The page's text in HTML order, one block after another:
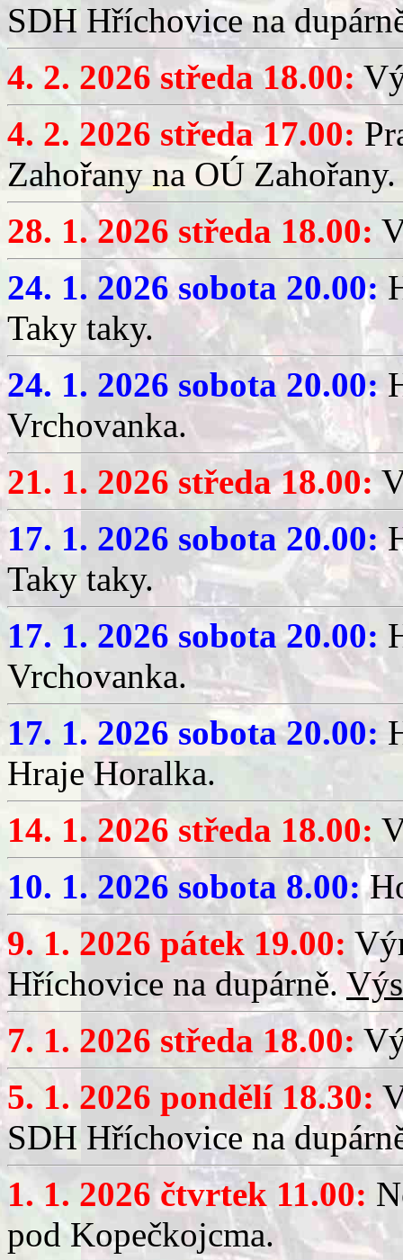
SDH Hříchovice na
4. 2. 2026 středa 18.00:
4. 2. 2026 středa 17.00:
Zahořany na OÚ Zahořany.
28. 1. 2026 středa 18.00:
24. 1. 2026 sobota 20.00:
Taky taky.
24. 1. 2026 sobota 20.00:
Vrchovanka.
21. 1. 2026 středa 18.00:
17. 1. 2026 sobota 20.00:
Taky taky.
17. 1. 2026 sobota 20.00:
Vrchovanka.
17. 1. 2026 sobota 20.00:
Hraje Horalka.
14. 1. 2026 středa 18.00:
10. 1. 2026 sobota 8.00:
9. 1. 2026 pátek 19.00:
Hříchovice na dupárně.
7. 1. 2026 středa 18.00:
5. 1. 2026 pondělí 18.30:
SDH Hříchovice na
1. 1. 2026 čtvrtek 11.00:
pod Kopečkojcma.